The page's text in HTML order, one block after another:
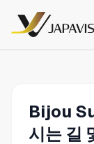
Bijou
시는 길